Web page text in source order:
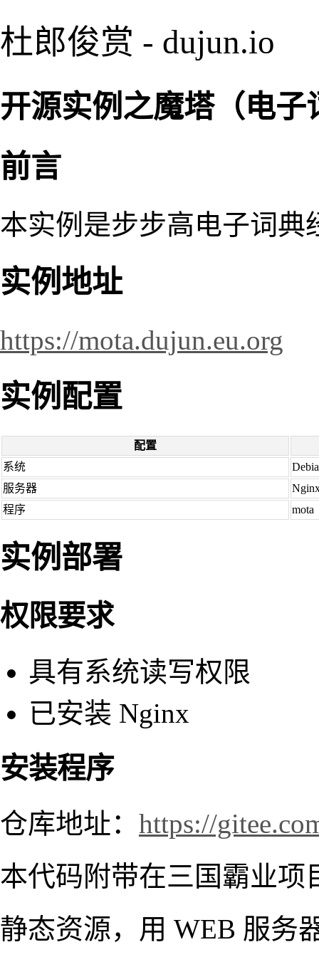
杜郎俊赏 - dujun.io
开源实例之魔塔（电子
前言
本实例是步步高电子词典
实例地址
https://mota.dujun.eu.org
实例配置
配置
系统
服务器
程序
mota
实例部署
权限要求
具有系统读写权限
已安装 Nginx
安装程序
仓库地址： https://
本代码附带在三国霸业项
静态资源，用 WEB 服务